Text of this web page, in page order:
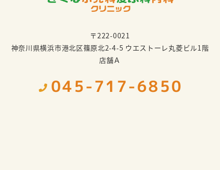
〒222-0021
神奈川県横浜市港北区篠原北2-4-5 ウエストーレ丸菱ビル1階
店舗Ａ
045-717-6850